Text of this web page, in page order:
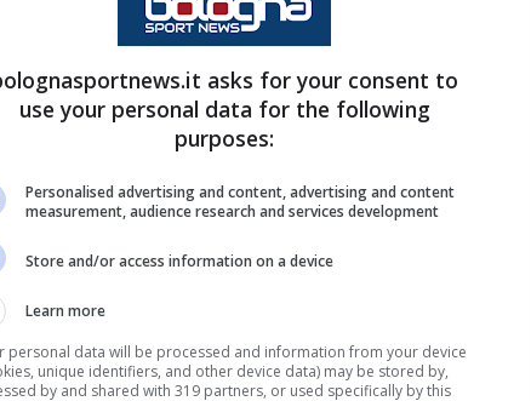
vs Bologna
Balance Arena di Bergamo, andrà in
ridotti all’osso. Con6 punti di distacco
strada per sperare nel sorpasso:
tiene aperto il discorso. Portandosi a
crollo dell’Atalanta all’ultima giornata.
asks for your consent to
use your personal data for the following
purposes:
Personalised advertising and content, advertising and content
measurement, audience research and services development
Store and/or access information on a device
Learn more
personal data will be processed and information from your device
unique identifiers, and other device data) may be stored by,
by and shared with 319 partners, or used specifically by this